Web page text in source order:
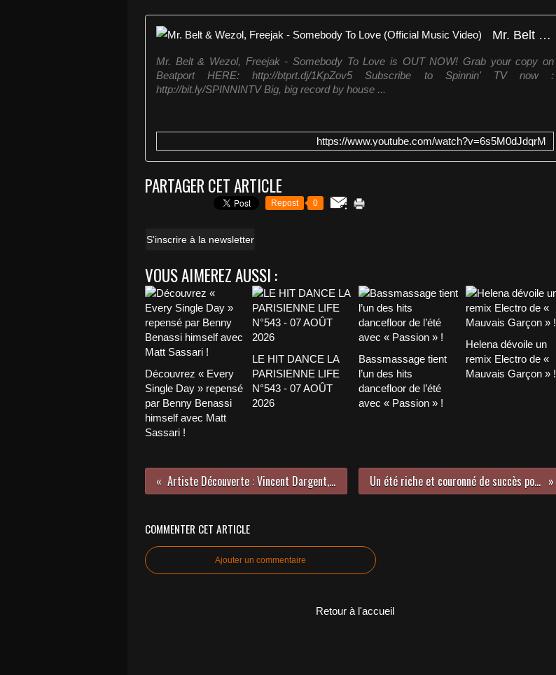
Mr. Belt & Wezol, Freejak - Somebody To Love (Official Music Video)
Mr. Belt & Wezol, Freejak - Somebody To Love is OUT NOW! Grab your copy on
Beatport HERE: http://btprt.dj/1KpZov5 Subscribe to Spinnin' TV now :
http://bit.ly/SPINNINTV Big, big record by house ...
https://www.youtube.com/watch?v=6s5M0dJdqrM
PARTAGER CET ARTICLE
Repost 0
S'inscrire à la newsletter
VOUS AIMEREZ AUSSI :
Découvrez « Every
Single Day » repensé
par Benny Benassi
himself avec Matt
Sassari !
LE HIT DANCE LA
PARISIENNE LIFE
N°543 - 07 AOÛT
2026
Bassmassage tient
l’un des hits
dancefloor de l’été
avec « Passion » !
Helena dévoile un
remix Electro de «
Mauvais Garçon » !
Artiste Découverte : Vincent Dargent, l’interview ! Un été riche et couronné de succès pour Cazzette !
COMMENTER CET ARTICLE
Ajouter un commentaire
Retour à l'accueil